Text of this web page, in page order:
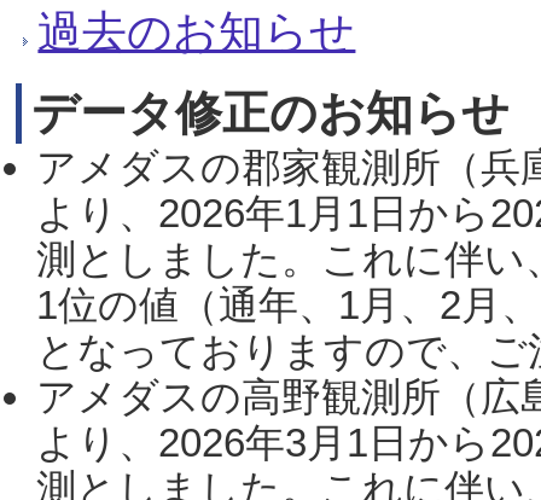
過去のお知らせ
データ修正のお知らせ
アメダスの郡家観測所（
より、2026年1月1日から
測としました。これに伴い
1位の値（通年、1月、2月
となっておりますので、
アメダスの高野観測所（
より、2026年3月1日から
測としました。これに伴い